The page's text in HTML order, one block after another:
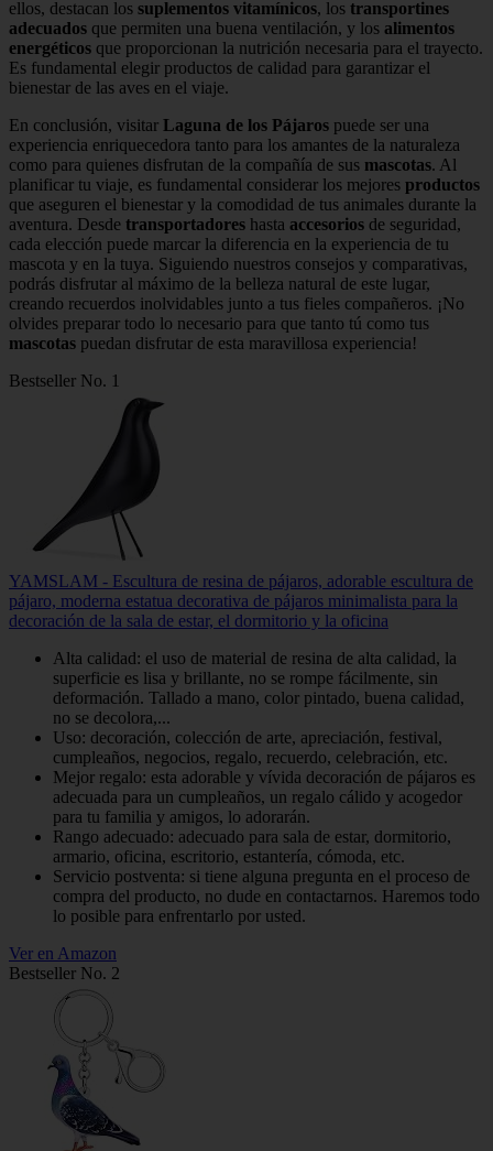
ellos, destacan los suplementos vitamínicos, los transportines
adecuados que permiten una buena ventilación, y los alimentos
energéticos que proporcionan la nutrición necesaria para el trayecto.
Es fundamental elegir productos de calidad para garantizar el
bienestar de las aves en el viaje.
En conclusión, visitar Laguna de los Pájaros puede ser una
experiencia enriquecedora tanto para los amantes de la naturaleza
como para quienes disfrutan de la compañía de sus mascotas. Al
planificar tu viaje, es fundamental considerar los mejores productos
que aseguren el bienestar y la comodidad de tus animales durante la
aventura. Desde transportadores hasta accesorios de seguridad,
cada elección puede marcar la diferencia en la experiencia de tu
mascota y en la tuya. Siguiendo nuestros consejos y comparativas,
podrás disfrutar al máximo de la belleza natural de este lugar,
creando recuerdos inolvidables junto a tus fieles compañeros. ¡No
olvides preparar todo lo necesario para que tanto tú como tus
mascotas puedan disfrutar de esta maravillosa experiencia!
Bestseller No. 1
YAMSLAM - Escultura de resina de pájaros, adorable escultura de
pájaro, moderna estatua decorativa de pájaros minimalista para la
decoración de la sala de estar, el dormitorio y la oficina
Alta calidad: el uso de material de resina de alta calidad, la
superficie es lisa y brillante, no se rompe fácilmente, sin
deformación. Tallado a mano, color pintado, buena calidad,
no se decolora,...
Uso: decoración, colección de arte, apreciación, festival,
cumpleaños, negocios, regalo, recuerdo, celebración, etc.
Mejor regalo: esta adorable y vívida decoración de pájaros es
adecuada para un cumpleaños, un regalo cálido y acogedor
para tu familia y amigos, lo adorarán.
Rango adecuado: adecuado para sala de estar, dormitorio,
armario, oficina, escritorio, estantería, cómoda, etc.
Servicio postventa: si tiene alguna pregunta en el proceso de
compra del producto, no dude en contactarnos. Haremos todo
lo posible para enfrentarlo por usted.
Ver en Amazon
Bestseller No. 2